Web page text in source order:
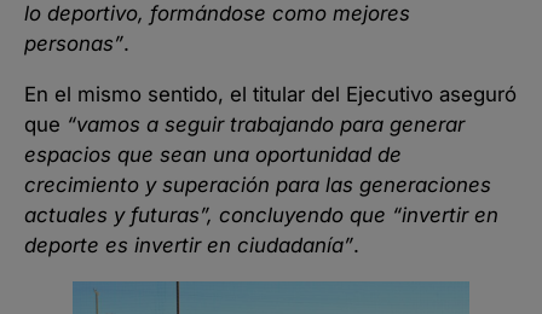
lo deportivo, formándose como mejores
personas”.
En el mismo sentido, el titular del Ejecutivo aseguró
que “vamos a seguir trabajando para generar
espacios que sean una oportunidad de
crecimiento y superación para las generaciones
actuales y futuras”, concluyendo que “invertir en
deporte es invertir en ciudadanía”.